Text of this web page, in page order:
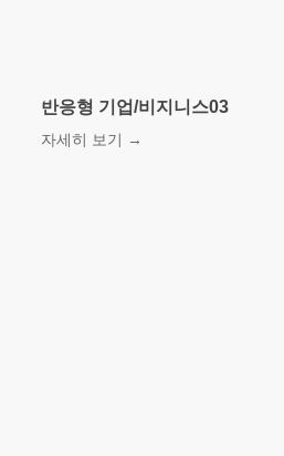
반응형 기업/비지니스03
자세히 보기 →